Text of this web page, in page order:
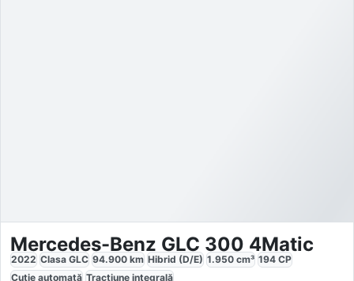
Mercedes-Benz GLC 300 4Matic
2022 Clasa GLC 94.900 km Hibrid (D/E) 1.950 cm³ 194 CP
Cutie automată Tracțiune integrală